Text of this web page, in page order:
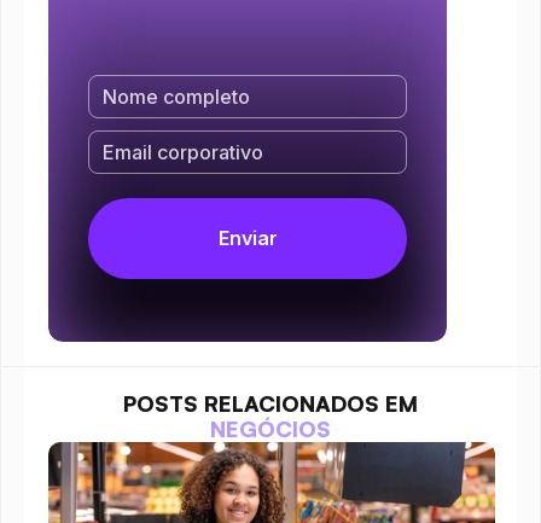
POSTS RELACIONADOS EM
NEGÓCIOS